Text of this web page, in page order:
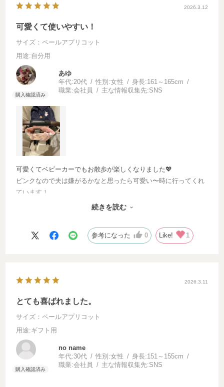
2026.3.12
可愛くて使いやすい！
サイズ：ペールアプリコット
用途:自分用
あゆ
年代:20代 性別:女性 身長:161～165cm
職業:会社員 主な情報収集先:SNS
可愛くてベビーカーでもお散歩が楽しくなりました💖
ピンクなので夫は嫌がるかなと思ったら可愛い〜時に行ってくれ
ています！
これにエコバッグと貴重品を入れて手ぶらでお散歩や買い物に行
続きを読む
参考になった 0 Like! 1
2026.3.11
とても喜ばれました。
サイズ：ペールアプリコット
用途:ギフト用
no name
年代:30代 性別:女性 身長:151～155cm
職業:会社員 主な情報収集先:SNS